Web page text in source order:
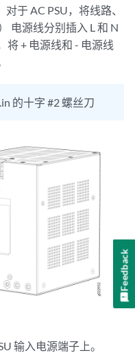
于 AC PSU，将线路、
电源线分别插入 L 和 N
将 + 电源线和 - 电源线
的十字 #2 螺丝刀
输入电源端子上。
Feedback